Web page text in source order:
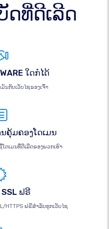
ທີ່ດີເລີດ
ໃດກໍໄດ້
ນກັບເວັບໄຊຂອງເຈົ້າ
ນຄຸ້ມຄອງໂດເມນ
ດເມນທີ່ດີເລີດຂອງພວກເຮົາ
ຟຣີ
HTTPS ຟຣີສຳລັບທຸກເວັບໄຊ